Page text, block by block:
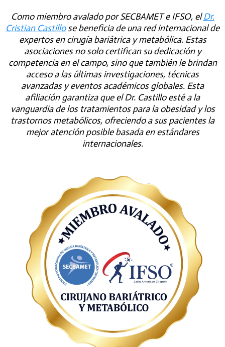
Como miembro avalado por SECBAMET e IFSO, elDr.
Cristian Castillose beneficia de una red internacional de
expertos en cirugía bariátrica y metabólica. Estas
asociaciones no solo certifican su dedicación y
competencia en el campo, sino que también le brindan
acceso a las últimas investigaciones, técnicas
avanzadas y eventos académicos globales. Esta
afiliación garantiza que el Dr. Castillo esté a la
vanguardia de los tratamientos para la obesidad y los
trastornos metabólicos, ofreciendo a sus pacientes la
mejor atención posible basada en estándares
internacionales.